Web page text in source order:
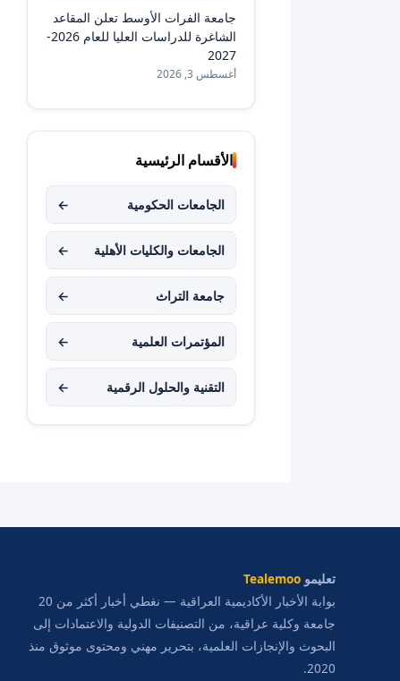
جامعة الفرات الأوسط تعلن المقاعد
الشاغرة للدراسات العليا للعام 2026-
2027
أغسطس 3, 2026
الأقسام الرئيسية
الجامعات الحكومية ←
الجامعات والكليات الأهلية ←
جامعة التراث ←
المؤتمرات العلمية ←
التقنية والحلول الرقمية ←
تعليمو Tealemoo
بوابة الأخبار الأكاديمية العراقية — نغطي أخبار أكثر من 20
جامعة وكلية عراقية، من التصنيفات الدولية والاعتمادات إلى
البحوث والإنجازات العلمية، بتحرير مهني ومحتوى موثوق منذ
2020.